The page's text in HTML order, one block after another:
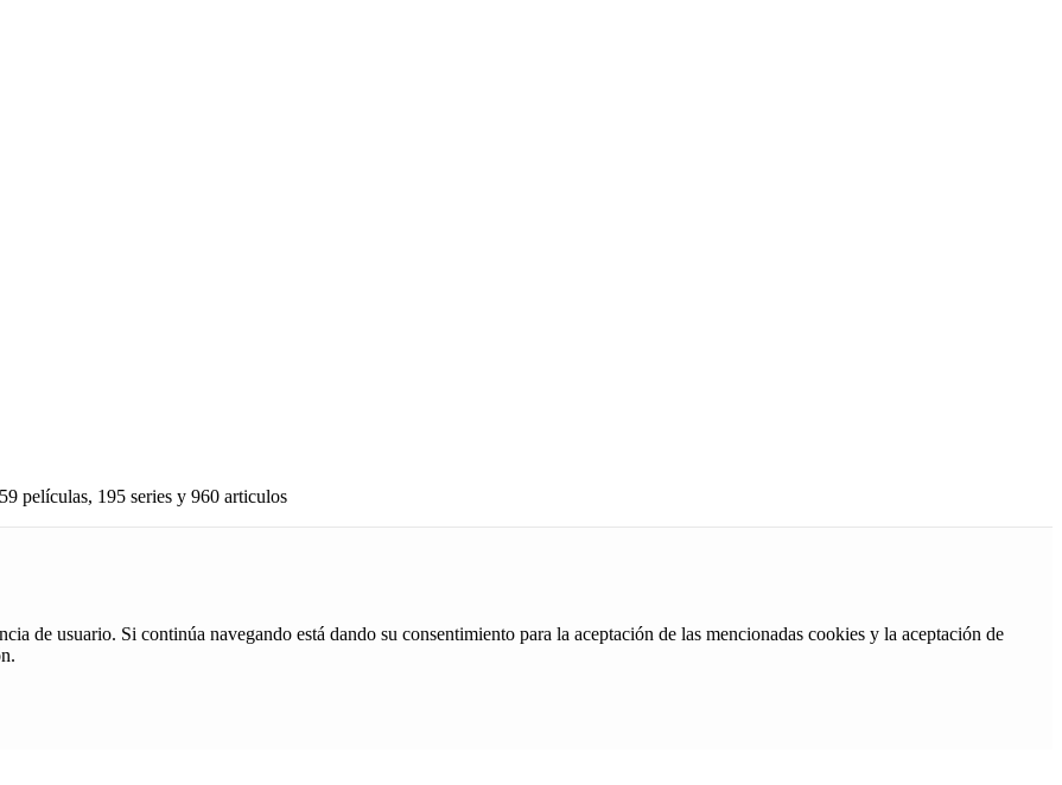
películas, 195 series y 960 articulos
de usuario. Si continúa navegando está dando su consentimiento para la aceptación de las mencionadas cookies y la aceptación de